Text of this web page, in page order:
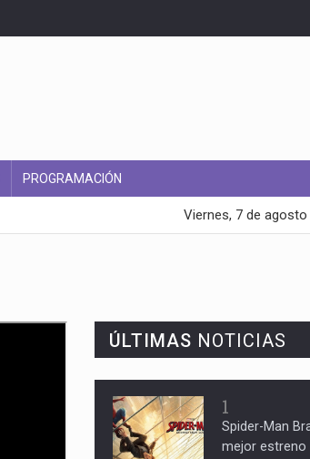
PROGRAMACIÓN
Viernes, 7 de agosto
ÚLTIMAS NOTICIAS
1
Spider-Man
mejor